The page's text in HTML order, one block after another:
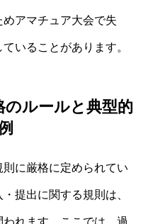
アマチュア大会で失
いることがあります。
ルールと典型的
に厳格に定められてい
提出に関する規則は、